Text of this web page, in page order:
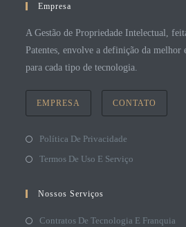
Empresa
A Gestão de Propriedade Intelectual,
Patentes, envolve a definição da melhor
para cada tipo de tecnologia.
EMPRESA CONTATO
Política De Privacidade
Termos De Uso E Serviço
Nossos Serviços
Contratos De Tecnologia E Franquia